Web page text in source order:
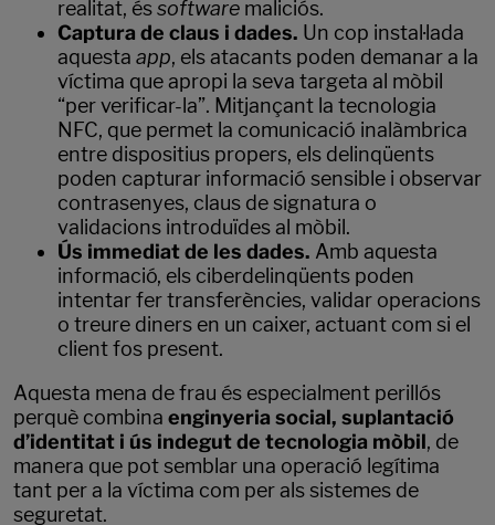
realitat, éssoftware maliciós.
Captura de claus i dades. Un cop instal·lada
aquesta app, els atacants poden demanar a la
víctima que apropi la seva targeta al mòbil
“per verificar-la”. Mitjançant la tecnologia
NFC, que permet la comunicació inalàmbrica
entre dispositius propers, els delinqüents
poden capturar informació sensible i observar
contrasenyes, claus de signatura o
validacions introduïdes al mòbil.
Ús immediat de les dades. Amb aquesta
informació, els ciberdelinqüents poden
intentar fer transferències, validar operacions
o treure diners en un caixer, actuant com si el
client fos present.
Aquesta mena de frau és especialment perillós
perquè combina enginyeria social, suplantació
d’identitat i ús indegut de tecnologia mòbil, de
manera que pot semblar una operació legítima
tant per a la víctima com per als sistemes de
seguretat.